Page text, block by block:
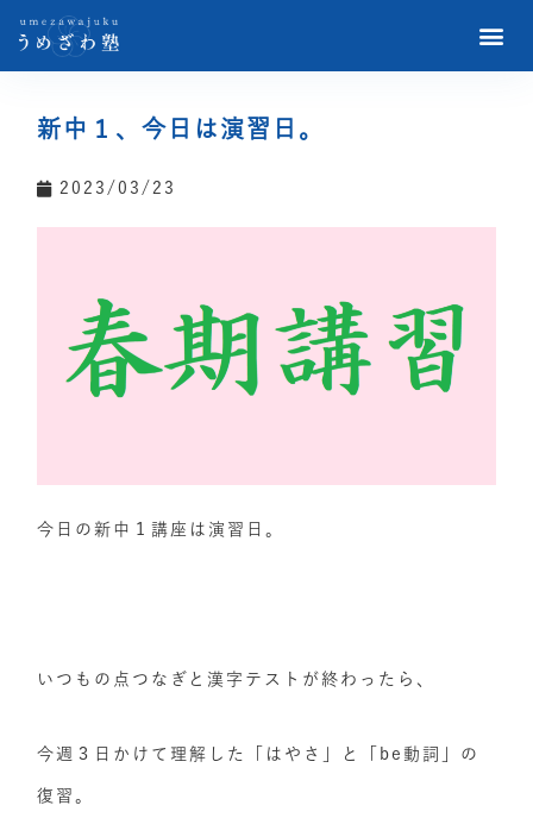
新中１、今日は演習日。
2023/03/23
今日の新中１講座は演習日。
いつもの点つなぎと漢字テストが終わったら、
今週３日かけて理解した「はやさ」と「be動詞」の
復習。